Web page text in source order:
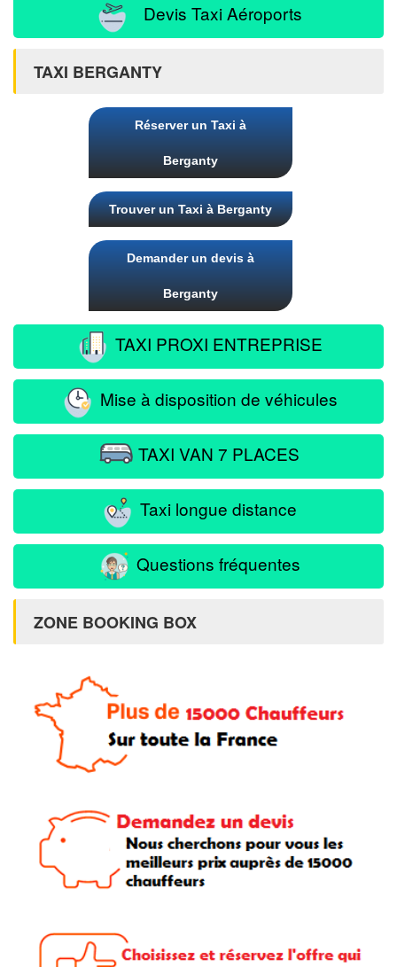
Devis Taxi Aéroports
TAXI BERGANTY
Réserver un Taxi à
Berganty
Trouver un Taxi à Berganty
Demander un devis à
Berganty
TAXI PROXI ENTREPRISE
Mise à disposition de véhicules
TAXI VAN 7 PLACES
Taxi longue distance
Questions fréquentes
ZONE BOOKING BOX